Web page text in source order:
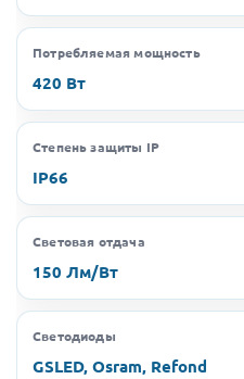
Потребляемая мощность
420 Вт
Степень защиты IP
IP66
Световая отдача
150 Лм/Вт
Светодиоды
GSLED, Osram, Refond